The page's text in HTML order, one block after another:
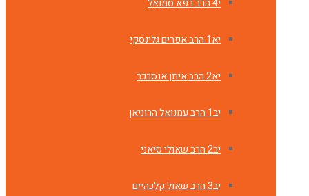
י4 הרב רפא סמואל
יא1 הרב אפרים גלינסקי
יא2 הרב איתן אנסבכר
יב1 הרב עמנואל הרוניאן
יב2 הרב שאולי סיאני
יב3 הרב שאול קלכהיים